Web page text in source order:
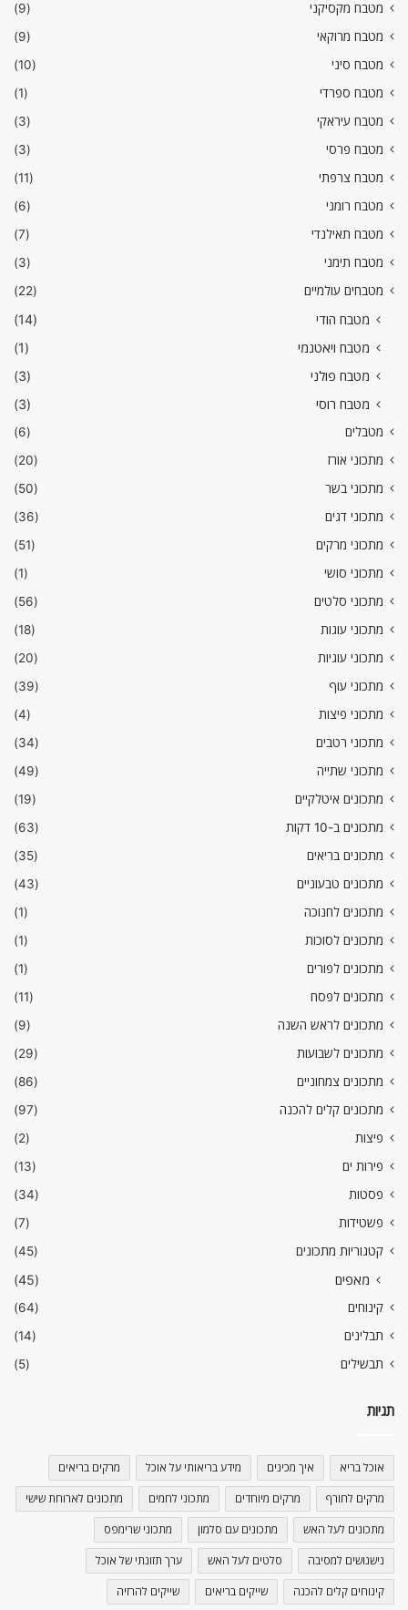
מטבח מקסיקני
(9)
מטבח מרוקאי
(9)
מטבח סיני
(10)
מטבח ספרדי
(1)
מטבח עיראקי
(3)
מטבח פרסי
(3)
מטבח צרפתי
(11)
מטבח רומני
(6)
מטבח תאילנדי
(7)
מטבח תימני
(3)
מטבחים עולמיים
(22)
מטבח הודי
(14)
מטבח ויאטנמי
(1)
מטבח פולני
(3)
מטבח רוסי
(3)
מטבלים
(6)
מתכוני אורז
(20)
מתכוני בשר
(50)
מתכוני דגים
(36)
מתכוני מרקים
(51)
מתכוני סושי
(1)
מתכוני סלטים
(56)
מתכוני עוגות
(18)
מתכוני עוגיות
(20)
מתכוני עוף
(39)
מתכוני פיצות
(4)
מתכוני רטבים
(34)
מתכוני שתייה
(49)
מתכונים איטלקיים
(19)
מתכונים ב-10 דקות
(63)
מתכונים בריאים
(35)
מתכונים טבעוניים
(43)
מתכונים לחנוכה
(1)
מתכונים לסוכות
(1)
מתכונים לפורים
(1)
מתכונים לפסח
(11)
מתכונים לראש השנה
(9)
מתכונים לשבועות
(29)
מתכונים צמחוניים
(86)
מתכונים קלים להכנה
(97)
פיצות
(2)
פירות ים
(13)
פסטות
(34)
פשטידות
(7)
קטגוריות מתכונים
(45)
מאפים (45)
קינוחים
(64)
תבלינים
(14)
תבשילים
(5)
תגיות
אוכל בריא איך מכינים מידע בריאותי על אוכל מרקים בריאים
מרקים לחורף מרקים מיוחדים מתכוני לחמים מתכונים לארוחת שישי
מתכונים לעל האש מתכונים עם סלמון מתכוני שרימפס
נישנושים למסיבה סלטים לעל האש ערך תזונתי של אוכל
קינוחים קלים להכנה שייקים בריאים שייקים להרזיה